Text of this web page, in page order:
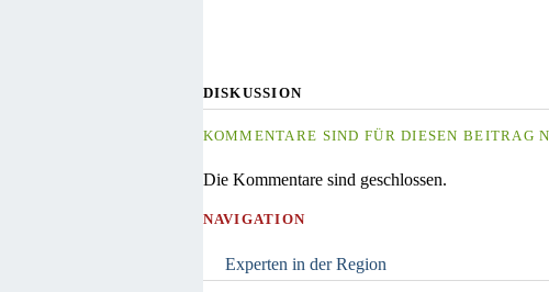
DISKUSSION
KOMMENTARE SIND FÜR DIESEN BEITRAG
Die Kommentare sind geschlossen.
NAVIGATION
Experten in der Region